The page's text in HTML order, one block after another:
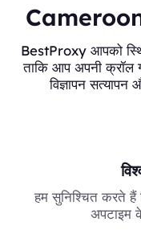
Cameroon
BestProxy आपको
ताकि आप अपनी क्रॉल
विज्ञापन
हम सुनिश्चित करते
अपटाइम